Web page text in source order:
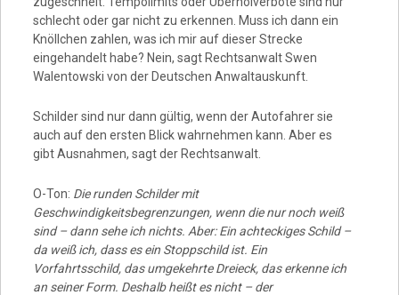
schlecht oder gar nicht zu erkennen. Muss ich dann ein
Knöllchen zahlen, was ich mir auf dieser Strecke
eingehandelt habe? Nein, sagt Rechtsanwalt Swen
Walentowski von der Deutschen Anwaltauskunft.
Schilder sind nur dann gültig, wenn der Autofahrer sie
auch auf den ersten Blick wahrnehmen kann. Aber es
gibt Ausnahmen, sagt der Rechtsanwalt.
O-Ton: Die runden Schilder mit
Geschwindigkeitsbegrenzungen, wenn die nur noch weiß
sind – dann sehe ich nichts. Aber: Ein achteckiges Schild –
da weiß ich, dass es ein Stoppschild ist. Ein
Vorfahrtsschild, das umgekehrte Dreieck, das erkenne ich
an seiner Form. Deshalb heißt es nicht – der